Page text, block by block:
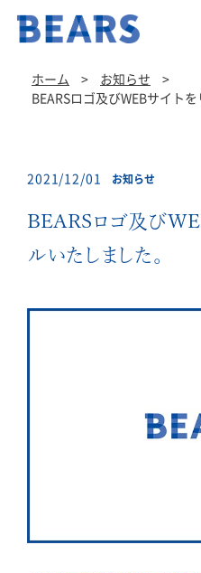
ホーム > お知らせ
>
BEARSロゴ及びWEBサイト
2021/12/01 お知らせ
BEARSロゴ及び
ルいたしました。